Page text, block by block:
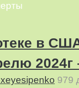
в
2024г
979